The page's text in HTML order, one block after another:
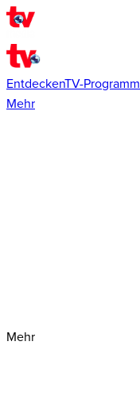
EntdeckenTV-Programm
Mehr
Mehr